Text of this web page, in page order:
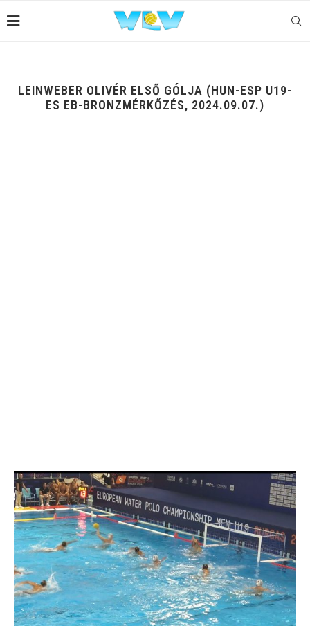
LEINWEBER OLIVÉR ELSŐ GÓLJA (HUN-ESP U19-
ES EB-BRONZMÉRKŐZÉS, 2024.09.07.)